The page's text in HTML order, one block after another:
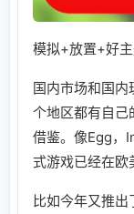
模拟+放置+好
国内市场和国
个地区都有自己
借鉴。像Egg，
式游戏已经在欧
比如今年又推出